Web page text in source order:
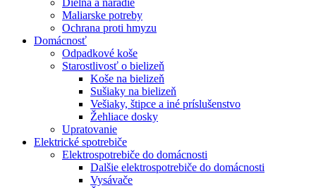
Maliarske potreby
Ochrana proti hmyzu
Domácnosť
Odpadkové koše
Starostlivosť o bielizeň
Koše na bielizeň
Sušiaky na bielizeň
Vešiaky, štipce a iné príslušenstvo
Žehliace dosky
Upratovanie
Elektrické spotrebiče
Elektrospotrebiče do domácnosti
Dalšie elektrospotrebiče do domácnosti
Vysávače